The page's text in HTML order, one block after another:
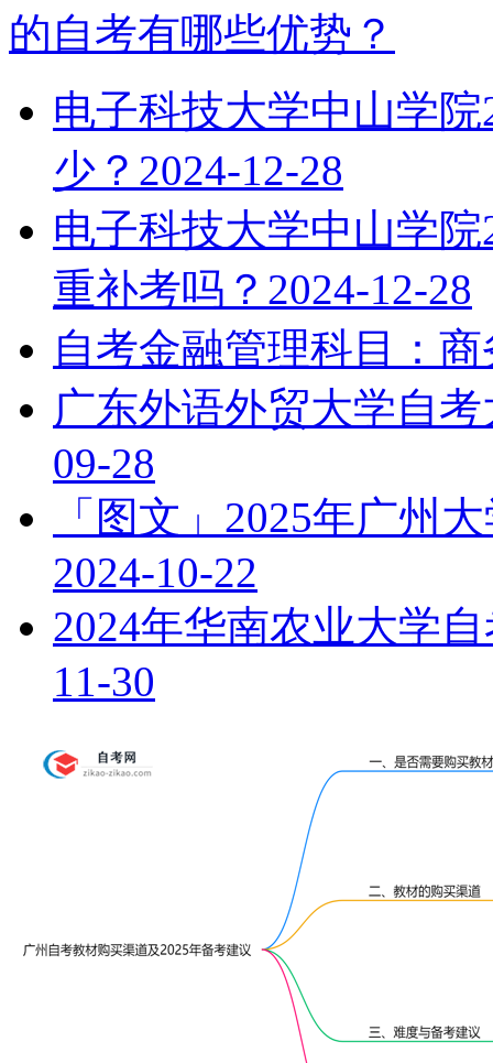
的自考有哪些优势？
电子科技大学中山学
少？ 2024-12-28
电子科技大学中山学
重补考吗？ 2024-12-28
自考金融管理科目：
广东外语外贸大学自
09-28
「图文」2025年广州
2024-10-22
2024年华南农业大学
11-30